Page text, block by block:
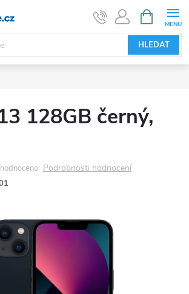
HLEDAT
NÁKUPNÍ
KOŠÍK
128GB černý,
Podrobnosti hodnocení